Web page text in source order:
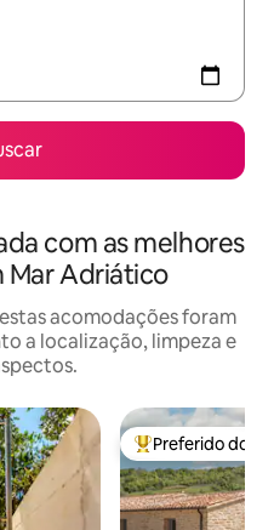
com as melhores
Mar Adriático
acomodações foram
a localização, limpeza e
hóspedes Entre os
Preferido dos